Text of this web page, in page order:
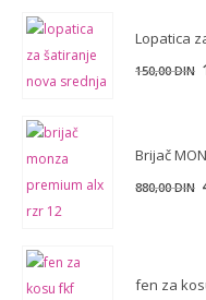
Lopatica
150,00DIN
Brijač
880,00DIN
fen za